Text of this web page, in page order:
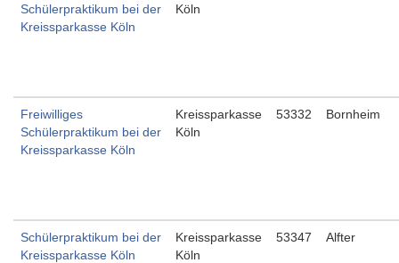
Schülerpraktikum bei der
Kreissparkasse Köln
Köln
Freiwilliges
Schülerpraktikum bei der
Kreissparkasse Köln
Kreissparkasse
Köln
53332 Bornheim
Schülerpraktikum bei der
Kreissparkasse Köln
Kreissparkasse
Köln
53347 Alfter